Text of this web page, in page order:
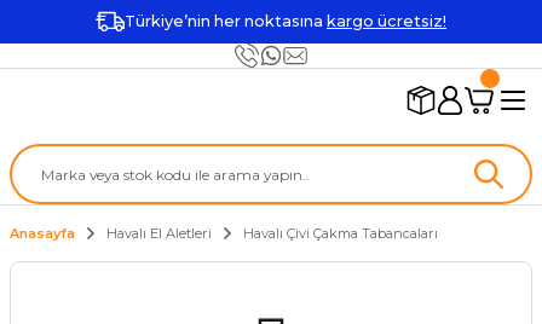
Türkiye’nin her noktasına kargo ücretsiz!
Anasayfa Havalı El Aletleri Havalı Çivi Çakma Tabancaları